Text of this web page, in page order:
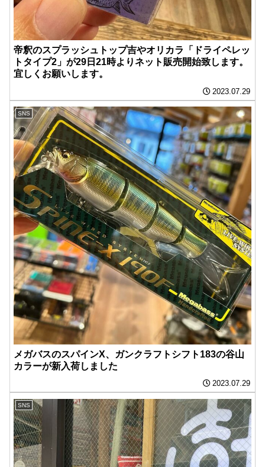
帝釈のスプラッシュトップ吉やオリカラ「ドライペレッ
トタイプ2」が29日21時よりネット販売開始致します。
宜しくお願いします。
2023.07.29
SNS
メガバスのスパインX、ガンクラフトシフト183の谷山
カラーが新入荷しました️
2023.07.29
SNS